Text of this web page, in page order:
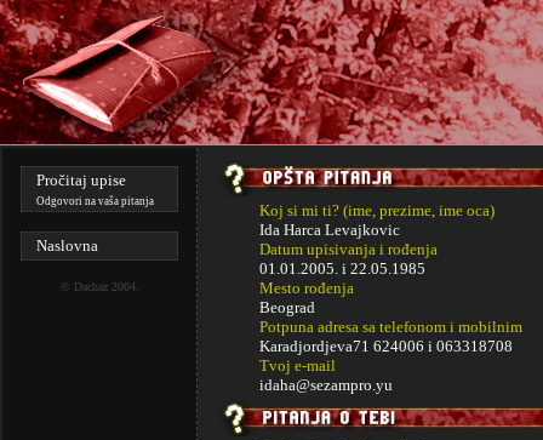
Pročitaj upise
Odgovori na vaša pitanja
Naslovna
© Dachaz2004.
Koj si mi ti? (ime, prezime, ime oca)
Ida Harca Levajkovic
Datum upisivanja i rođenja
01.01.2005. i 22.05.1985
Mesto rođenja
Beograd
Potpuna adresa sa telefonom i mobilnim
Karadjordjeva71 624006 i 063318708
Tvoj e-mail
idaha@sezampro.yu